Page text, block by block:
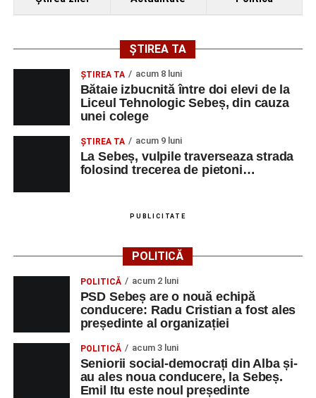
ȘTIREA TA
ŞTIREA TA acum 8 luni
Bătaie izbucnită între doi elevi de la
Liceul Tehnologic Sebeș, din cauza
unei colege
ŞTIREA TA acum 9 luni
La Sebeș, vulpile traverseaza strada
folosind trecerea de pietoni…
PUBLICITATE
POLITICĂ
POLITICĂ acum 2 luni
PSD Sebeș are o nouă echipă
conducere: Radu Cristian a fost ales
președinte al organizației
POLITICĂ acum 3 luni
Seniorii social-democrați din Alba și-
au ales noua conducere, la Sebeș.
Emil Itu este noul președinte